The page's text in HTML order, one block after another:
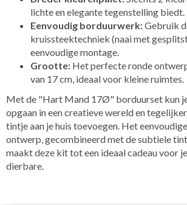
lichte en elegante tegenstelling biedt.
Eenvoudig borduurwerk:Gebruik
kruissteektechniek (naai met
eenvoudige montage.
Grootte: Het perfecte ronde
van 17 cm, ideaal voor kleine ruimtes.
Met de "Hart Mand 17Ø" borduurset kun
opgaan in een creatieve wereld en
tintje aan je huis toevoegen. Het
ontwerp, gecombineerd met de subtiele
maakt deze kit tot een ideaal cadeau voor
dierbare.